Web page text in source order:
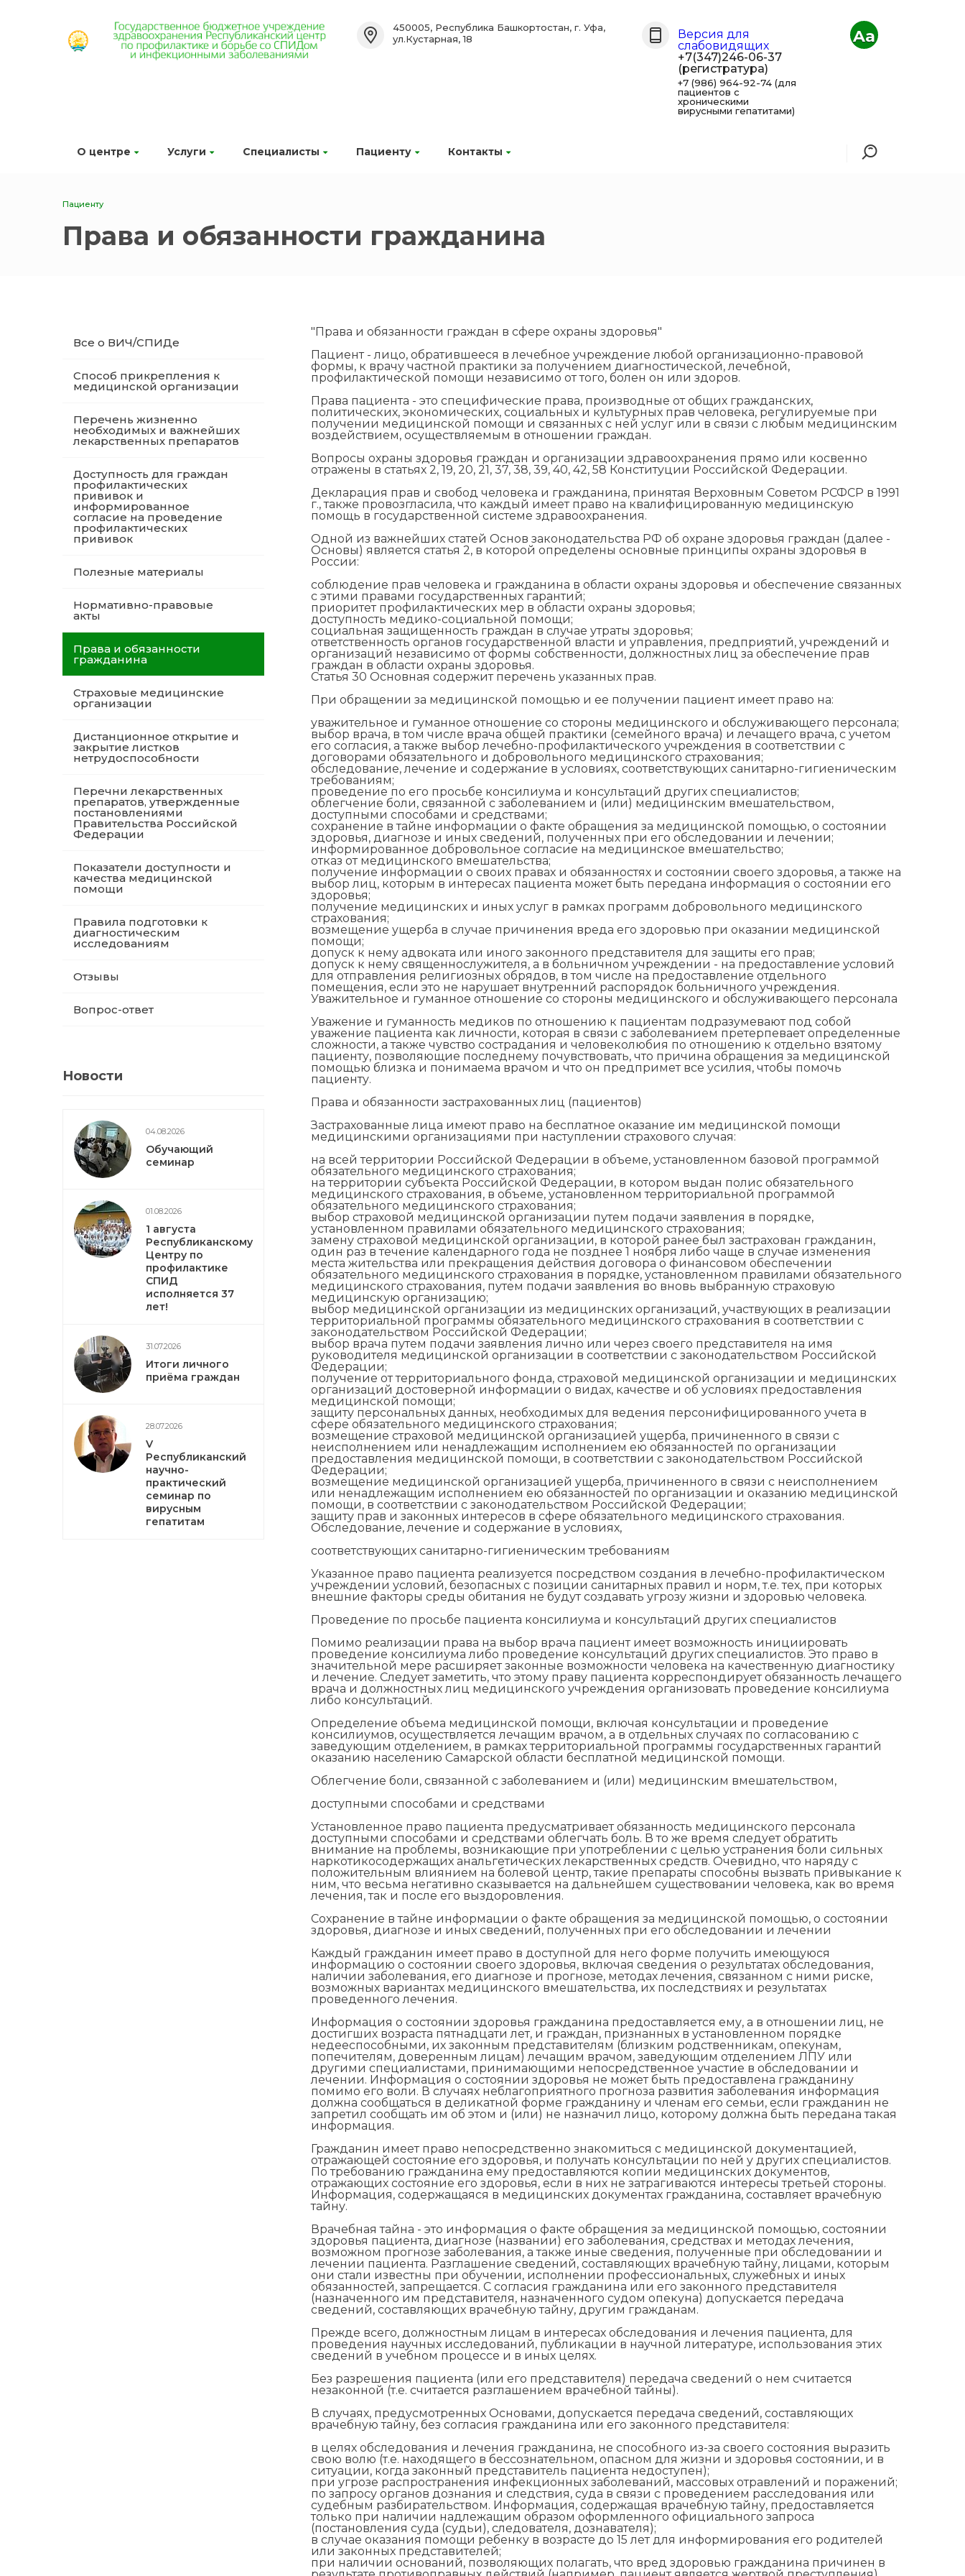
О центре Услуги Специалисты Пациенту Контакты
450005, Республика Башкортостан, г. Уфа,
ул.Кустарная, 18
Версия для
слабовидящих
+7(347)246-06-37
(регистратура)
+7 (986) 964-92-74 (для
пациентов с
хроническими
вирусными гепатитами)
Aa
Пациенту
Права и обязанности гражданина
Все о ВИЧ/СПИДе
Способ прикрепления к
медицинской организации
Перечень жизненно
необходимых и важнейших
лекарственных препаратов
Доступность для граждан
профилактических
прививок и
информированное
согласие на проведение
профилактических
прививок
Полезные материалы
Нормативно-правовые
акты
Права и обязанности
гражданина
Страховые медицинские
организации
Дистанционное открытие и
закрытие листков
нетрудоспособности
Перечни лекарственных
препаратов, утвержденные
постановлениями
Правительства Российской
Федерации
Показатели доступности и
качества медицинской
помощи
Правила подготовки к
диагностическим
исследованиям
Отзывы
Вопрос-ответ
Новости
04.08.2026
Обучающий
семинар
01.08.2026
1 августа
Республиканскому
Центру по
профилактике
СПИД
исполняется 37
лет!
31.07.2026
Итоги личного
приёма граждан
28.07.2026
V
Республиканский
научно-
практический
семинар по
вирусным
гепатитам
"Права и обязанности граждан в сфере охраны здоровья"
Пациент - лицо, обратившееся в лечебное учреждение любой организационно-правовой
формы, к врачу частной практики за получением диагностической, лечебной,
профилактической помощи независимо от того, болен он или здоров.
Права пациента - это специфические права, производные от общих гражданских,
политических, экономических, социальных и культурных прав человека, регулируемые при
получении медицинской помощи и связанных с ней услуг или в связи с любым медицинским
воздействием, осуществляемым в отношении граждан.
Вопросы охраны здоровья граждан и организации здравоохранения прямо или косвенно
отражены в статьях 2, 19, 20, 21, 37, 38, 39, 40, 42, 58 Конституции Российской Федерации.
Декларация прав и свобод человека и гражданина, принятая Верховным Советом РСФСР в 1991
г., также провозгласила, что каждый имеет право на квалифицированную медицинскую
помощь в государственной системе здравоохранения.
Одной из важнейших статей Основ законодательства РФ об охране здоровья граждан (далее -
Основы) является статья 2, в которой определены основные принципы охраны здоровья в
России:
соблюдение прав человека и гражданина в области охраны здоровья и обеспечение связанных
с этими правами государственных гарантий;
приоритет профилактических мер в области охраны здоровья;
доступность медико-социальной помощи;
социальная защищенность граждан в случае утраты здоровья;
ответственность органов государственной власти и управления, предприятий, учреждений и
организаций независимо от формы собственности, должностных лиц за обеспечение прав
граждан в области охраны здоровья.
Статья 30 Основная содержит перечень указанных прав.
При обращении за медицинской помощью и ее получении пациент имеет право на:
уважительное и гуманное отношение со стороны медицинского и обслуживающего персонала;
выбор врача, в том числе врача общей практики (семейного врача) и лечащего врача, с учетом
его согласия, а также выбор лечебно-профилактического учреждения в соответствии с
договорами обязательного и добровольного медицинского страхования;
обследование, лечение и содержание в условиях, соответствующих санитарно-гигиеническим
требованиям;
проведение по его просьбе консилиума и консультаций других специалистов;
облегчение боли, связанной с заболеванием и (или) медицинским вмешательством,
доступными способами и средствами;
сохранение в тайне информации о факте обращения за медицинской помощью, о состоянии
здоровья, диагнозе и иных сведений, полученных при его обследовании и лечении;
информированное добровольное согласие на медицинское вмешательство;
отказ от медицинского вмешательства;
получение информации о своих правах и обязанностях и состоянии своего здоровья, а также на
выбор лиц, которым в интересах пациента может быть передана информация о состоянии его
здоровья;
получение медицинских и иных услуг в рамках программ добровольного медицинского
страхования;
возмещение ущерба в случае причинения вреда его здоровью при оказании медицинской
помощи;
допуск к нему адвоката или иного законного представителя для защиты его прав;
допуск к нему священнослужителя, а в больничном учреждении - на предоставление условий
для отправления религиозных обрядов, в том числе на предоставление отдельного
помещения, если это не нарушает внутренний распорядок больничного учреждения.
Уважительное и гуманное отношение со стороны медицинского и обслуживающего персонала
Уважение и гуманность медиков по отношению к пациентам подразумевают под собой
уважение пациента как личности, которая в связи с заболеванием претерпевает определенные
сложности, а также чувство сострадания и человеколюбия по отношению к отдельно взятому
пациенту, позволяющие последнему почувствовать, что причина обращения за медицинской
помощью близка и понимаема врачом и что он предпримет все усилия, чтобы помочь
пациенту.
Права и обязанности застрахованных лиц (пациентов)
Застрахованные лица имеют право на бесплатное оказание им медицинской помощи
медицинскими организациями при наступлении страхового случая:
на всей территории Российской Федерации в объеме, установленном базовой программой
обязательного медицинского страхования;
на территории субъекта Российской Федерации, в котором выдан полис обязательного
медицинского страхования, в объеме, установленном территориальной программой
обязательного медицинского страхования;
выбор страховой медицинской организации путем подачи заявления в порядке,
установленном правилами обязательного медицинского страхования;
замену страховой медицинской организации, в которой ранее был застрахован гражданин,
один раз в течение календарного года не позднее 1 ноября либо чаще в случае изменения
места жительства или прекращения действия договора о финансовом обеспечении
обязательного медицинского страхования в порядке, установленном правилами обязательного
медицинского страхования, путем подачи заявления во вновь выбранную страховую
медицинскую организацию;
выбор медицинской организации из медицинских организаций, участвующих в реализации
территориальной программы обязательного медицинского страхования в соответствии с
законодательством Российской Федерации;
выбор врача путем подачи заявления лично или через своего представителя на имя
руководителя медицинской организации в соответствии с законодательством Российской
Федерации;
получение от территориального фонда, страховой медицинской организации и медицинских
организаций достоверной информации о видах, качестве и об условиях предоставления
медицинской помощи;
защиту персональных данных, необходимых для ведения персонифицированного учета в
сфере обязательного медицинского страхования;
возмещение страховой медицинской организацией ущерба, причиненного в связи с
неисполнением или ненадлежащим исполнением ею обязанностей по организации
предоставления медицинской помощи, в соответствии с законодательством Российской
Федерации;
возмещение медицинской организацией ущерба, причиненного в связи с неисполнением
или ненадлежащим исполнением ею обязанностей по организации и оказанию медицинской
помощи, в соответствии с законодательством Российской Федерации;
защиту прав и законных интересов в сфере обязательного медицинского страхования.
Обследование, лечение и содержание в условиях,
соответствующих санитарно-гигиеническим требованиям
Указанное право пациента реализуется посредством создания в лечебно-профилактическом
учреждении условий, безопасных с позиции санитарных правил и норм, т.е. тех, при которых
внешние факторы среды обитания не будут создавать угрозу жизни и здоровью человека.
Проведение по просьбе пациента консилиума и консультаций других специалистов
Помимо реализации права на выбор врача пациент имеет возможность инициировать
проведение консилиума либо проведение консультаций других специалистов. Это право в
значительной мере расширяет законные возможности человека на качественную диагностику
и лечение. Следует заметить, что этому праву пациента корреспондирует обязанность лечащего
врача и должностных лиц медицинского учреждения организовать проведение консилиума
либо консультаций.
Определение объема медицинской помощи, включая консультации и проведение
консилиумов, осуществляется лечащим врачом, а в отдельных случаях по согласованию с
заведующим отделением, в рамках территориальной программы государственных гарантий
оказанию населению Самарской области бесплатной медицинской помощи.
Облегчение боли, связанной с заболеванием и (или) медицинским вмешательством,
доступными способами и средствами
Установленное право пациента предусматривает обязанность медицинского персонала
доступными способами и средствами облегчать боль. В то же время следует обратить
внимание на проблемы, возникающие при употреблении с целью устранения боли сильных
наркотикосодержащих анальгетических лекарственных средств. Очевидно, что наряду с
положительным влиянием на болевой центр, такие препараты способны вызвать привыкание к
ним, что весьма негативно сказывается на дальнейшем существовании человека, как во время
лечения, так и после его выздоровления.
Сохранение в тайне информации о факте обращения за медицинской помощью, о состоянии
здоровья, диагнозе и иных сведений, полученных при его обследовании и лечении
Каждый гражданин имеет право в доступной для него форме получить имеющуюся
информацию о состоянии своего здоровья, включая сведения о результатах обследования,
наличии заболевания, его диагнозе и прогнозе, методах лечения, связанном с ними риске,
возможных вариантах медицинского вмешательства, их последствиях и результатах
проведенного лечения.
Информация о состоянии здоровья гражданина предоставляется ему, а в отношении лиц, не
достигших возраста пятнадцати лет, и граждан, признанных в установленном порядке
недееспособными, их законным представителям (близким родственникам, опекунам,
попечителям, доверенным лицам) лечащим врачом, заведующим отделением ЛПУ или
другими специалистами, принимающими непосредственное участие в обследовании и
лечении. Информация о состоянии здоровья не может быть предоставлена гражданину
помимо его воли. В случаях неблагоприятного прогноза развития заболевания информация
должна сообщаться в деликатной форме гражданину и членам его семьи, если гражданин не
запретил сообщать им об этом и (или) не назначил лицо, которому должна быть передана такая
информация.
Гражданин имеет право непосредственно знакомиться с медицинской документацией,
отражающей состояние его здоровья, и получать консультации по ней у других специалистов.
По требованию гражданина ему предоставляются копии медицинских документов,
отражающих состояние его здоровья, если в них не затрагиваются интересы третьей стороны.
Информация, содержащаяся в медицинских документах гражданина, составляет врачебную
тайну.
Врачебная тайна - это информация о факте обращения за медицинской помощью, состоянии
здоровья пациента, диагнозе (названии) его заболевания, средствах и методах лечения,
возможном прогнозе заболевания, а также иные сведения, полученные при обследовании и
лечении пациента. Разглашение сведений, составляющих врачебную тайну, лицами, которым
они стали известны при обучении, исполнении профессиональных, служебных и иных
обязанностей, запрещается. С согласия гражданина или его законного представителя
(назначенного им представителя, назначенного судом опекуна) допускается передача
сведений, составляющих врачебную тайну, другим гражданам.
Прежде всего, должностным лицам в интересах обследования и лечения пациента, для
проведения научных исследований, публикации в научной литературе, использования этих
сведений в учебном процессе и в иных целях.
Без разрешения пациента (или его представителя) передача сведений о нем считается
незаконной (т.е. считается разглашением врачебной тайны).
В случаях, предусмотренных Основами, допускается передача сведений, составляющих
врачебную тайну, без согласия гражданина или его законного представителя:
в целях обследования и лечения гражданина, не способного из-за своего состояния выразить
свою волю (т.е. находящего в бессознательном, опасном для жизни и здоровья состоянии, и в
ситуации, когда законный представитель пациента недоступен);
при угрозе распространения инфекционных заболеваний, массовых отравлений и поражений;
по запросу органов дознания и следствия, суда в связи с проведением расследования или
судебным разбирательством. Информация, содержащая врачебную тайну, предоставляется
только при наличии надлежащим образом оформленного официального запроса
(постановления суда (судьи), следователя, дознавателя);
в случае оказания помощи ребенку в возрасте до 15 лет для информирования его родителей
или законных представителей;
при наличии оснований, позволяющих полагать, что вред здоровью гражданина причинен в